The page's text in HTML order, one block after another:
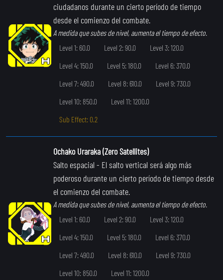
ciudadanos durante un cierto período de tiempo
desde el comienzo del combate.
A medida que subes de nivel, aumenta el tiempo de efecto.
Level 1: 60.0
Level 2: 90.0
Level 3: 120.0
Level 4: 150.0
Level 5: 180.0
Level 6: 370.0
Level 7: 490.0
Level 8: 610.0
Level 9: 730.0
Level 10: 850.0
Level 11: 1200.0
Sub Effect: 0.2
Ochako Uraraka (Zero Satellites)
Salto espacial - El salto vertical será algo más
poderoso durante un cierto período de tiempo desde
el comienzo del combate.
A medida que subes de nivel, aumenta el tiempo de efecto.
Level 1: 60.0
Level 2: 90.0
Level 3: 120.0
Level 4: 150.0
Level 5: 180.0
Level 6: 370.0
Level 7: 490.0
Level 8: 610.0
Level 9: 730.0
Level 10: 850.0
Level 11: 1200.0